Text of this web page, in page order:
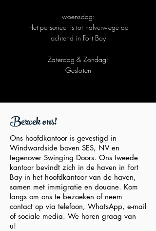
woensdag:
Het personeel is tot halverwege de
ochtend in Fort Bay
Zaterdag & Zondag:
Gesloten
Bezoek ons!
Ons hoofdkantoor is gevestigd in
Windwardside boven SES, NV en
tegenover Swinging Doors. Ons tweede
kantoor bevindt zich in de haven in Fort
Bay in het hoofdkantoor van de haven,
samen met immigratie en douane. Kom
langs om ons te bezoeken of neem
contact op via telefoon, WhatsApp, e-mail
of sociale media. We horen graag van
u!